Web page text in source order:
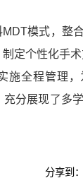
模式，整
定个性化手
施全程管理，
分展现了多
分享到：